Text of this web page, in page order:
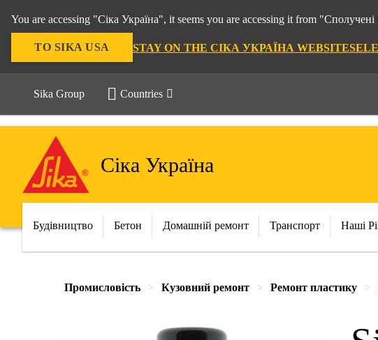
You are accessing "Сіка Україна", it seems you are accessing it from
TO SIKA USA STAY ON THE СІКА УКРАЇНА WEBSITE
Sika Group Countries
Сіка Україна
Будівництво Бетон Домашній ремонт Транспорт Наші
Промисловість Кузовний ремонт Ремонт пластику